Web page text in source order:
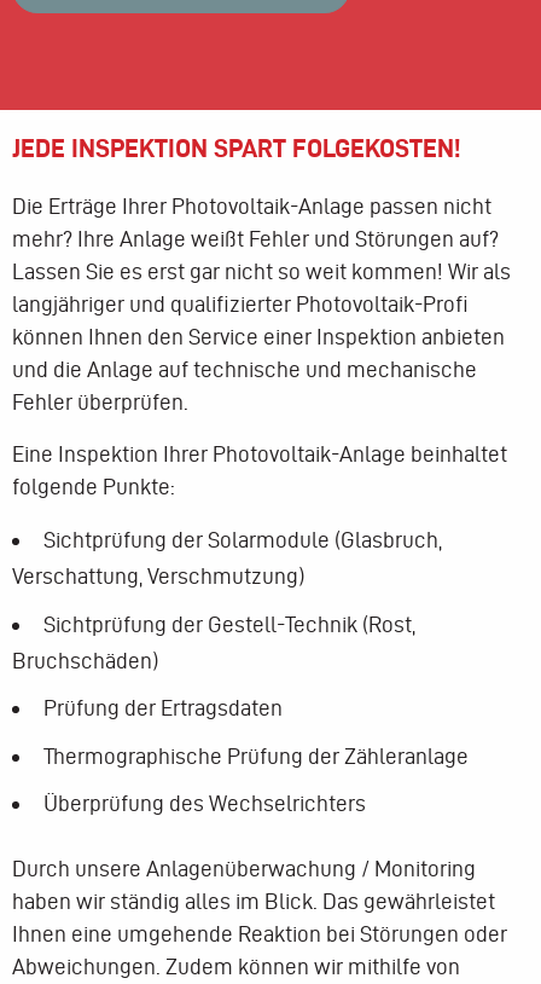
JEDE INSPEKTION SPART FOLGEKOSTEN!
Die Erträge Ihrer Photovoltaik-Anlage passen nicht
mehr? Ihre Anlage weißt Fehler und Störungen auf?
Lassen Sie es erst gar nicht so weit kommen! Wir als
langjähriger und qualifizierter Photovoltaik-Profi
können Ihnen den Service einer Inspektion anbieten
und die Anlage auf technische und mechanische
Fehler überprüfen.
Eine Inspektion Ihrer Photovoltaik-Anlage beinhaltet
folgende Punkte:
Sichtprüfung der Solarmodule (Glasbruch,
Verschattung, Verschmutzung)
Sichtprüfung der Gestell-Technik (Rost,
Bruchschäden)
Prüfung der Ertragsdaten
Thermographische Prüfung der Zähleranlage
Überprüfung des Wechselrichters
Durch unsere Anlagenüberwachung / Monitoring
haben wir ständig alles im Blick. Das gewährleistet
Ihnen eine umgehende Reaktion bei Störungen oder
Abweichungen. Zudem können wir mithilfe von